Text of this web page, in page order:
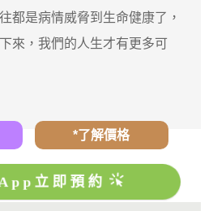
都是病情威脅到生命健康了，
來，我們的人生才有更多可
*了解價格
立即預約